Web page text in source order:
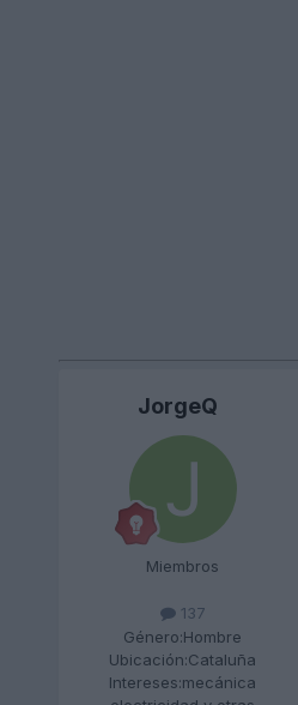
JorgeQ
Miembros
137
Género:Hombre
Ubicación:Cataluña
Intereses:mecánica